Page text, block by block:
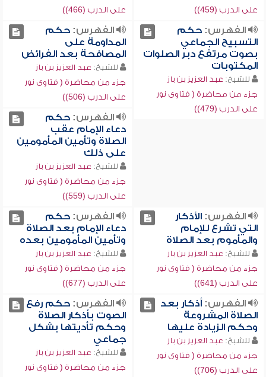
على الدرب (459))
على الدرب (466))
الفهرس:حكم
التسبيح الجماعي
بصوت مرتفع دبر الصلوات
المكتوبات
للشيخ: عبد العزيز بن باز
جزء من محاضرة ( فتاوى نور
على الدرب (479))
الفهرس:حكم
المداومة على
المصافحة بعد الفرائض
للشيخ: عبد العزيز بن باز
جزء من محاضرة ( فتاوى نور
على الدرب (506))
الفهرس:حكم
دعاء الإمام عقب
الصلاة وتأمين المأمومين
على ذلك
للشيخ: عبد العزيز بن باز
جزء من محاضرة ( فتاوى نور
على الدرب (559))
الفهرس:الأذكار
التي تشرع للإمام
والمأموم بعد الصلاة
للشيخ: عبد العزيز بن باز
جزء من محاضرة ( فتاوى نور
على الدرب (641))
الفهرس:حكم
دعاء الإمام بعد الصلاة
وتأمين المأمومين بعده
للشيخ: عبد العزيز بن باز
جزء من محاضرة ( فتاوى نور
على الدرب (677))
الفهرس:أذكار بعد
الصلاة المشروعة
وحكم الزيادة عليها
للشيخ: عبد العزيز بن باز
جزء من محاضرة ( فتاوى نور
على الدرب (706))
الفهرس:حكم رفع
الصوت بأذكار الصلاة
وحكم تأديتها بشكل
جماعي
للشيخ: عبد العزيز بن باز
جزء من محاضرة ( فتاوى نور